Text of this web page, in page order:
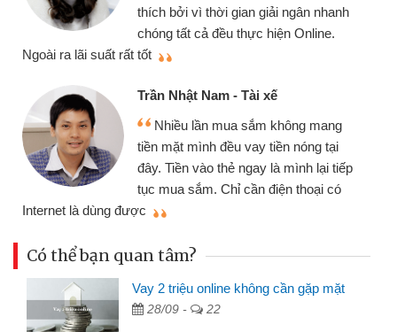
thích bởi vì thời gian giải ngân nhanh
chóng tất cả đều thực hiện Online.
Ngoài ra lãi suất rất tốt
Trần Nhật Nam - Tài xế
Nhiều lần mua sắm không mang
tiền mặt mình đều vay tiền nóng tại
đây. Tiền vào thẻ ngay là mình lại tiếp
tục mua sắm. Chỉ cần điện thoại có
Internet là dùng được
Có thể bạn quan tâm?
Vay 2 triệu online không cần gặp mặt
28/09 - 22